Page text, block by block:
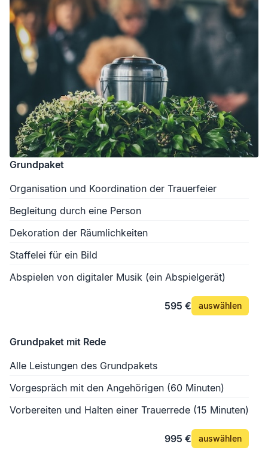
Grundpaket
Organisation und Koordination der Trauerfeier
Begleitung durch eine Person
Dekoration der Räumlichkeiten
Staffelei für ein Bild
Abspielen von digitaler Musik (ein Abspielgerät)
595 € auswählen
Grundpaket mit Rede
Alle Leistungen des Grundpakets
Vorgespräch mit den Angehörigen (60 Minuten)
Vorbereiten und Halten einer Trauerrede (15 Minuten)
995 € auswählen